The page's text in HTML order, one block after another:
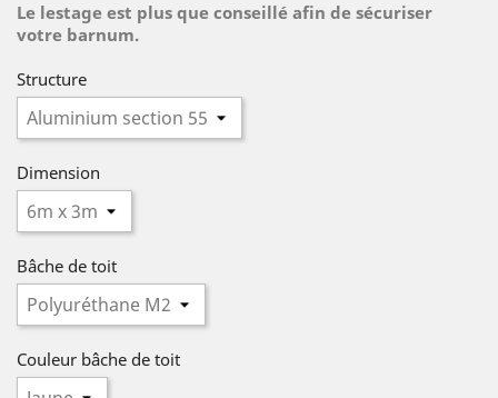
Le lestage est plus que conseillé afin de sécuriser
votre barnum.
Structure
Dimension
Bâche de toit
Couleur bâche de toit